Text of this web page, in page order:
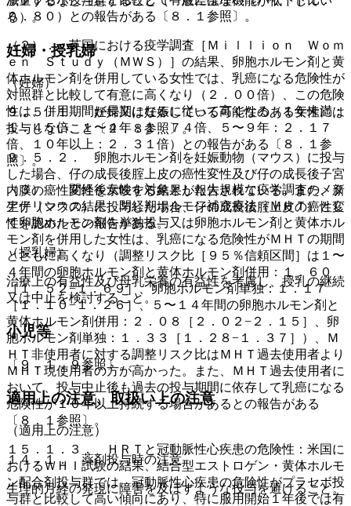
０．８０）との報告がある〔８．１参照〕。
（２）． 英国における疫学調査［Ｍｉｌｌｉｏｎ Ｗｏｍ
ｅｎ Ｓｔｕｄｙ（ＭＷＳ）］の結果、卵胞ホルモン剤と黄
体ホルモン剤を併用している女性では、乳癌になる危険性が
対照群と比較して有意に高くなり（２．００倍）、この危険
性は、併用期間が長期になるに従って高くなる（１年未満：
１．４５倍、１〜４年：１．７４倍、５〜９年：２．１７
倍、１０年以上：２．３１倍）との報告がある〔８．１参
照〕。
（３）． 閉経後女性を対象とした大規模な疫学調査のメタ
アナリシスの結果、閉経期ホルモン補充療法（ＭＨＴ）とし
て卵胞ホルモン剤を単独投与又は卵胞ホルモン剤と黄体ホル
モン剤を併用した女性は、乳癌になる危険性がＭＨＴの期間
とともに高くなり（調整リスク比［９５％信頼区間］は１〜
４年間の卵胞ホルモン剤と黄体ホルモン剤併用：１．６０
［１．５２−１．６９］、卵胞ホルモン剤単独：１．１７
［１．１０−１．２６］、５〜１４年間の卵胞ホルモン剤と
黄体ホルモン剤併用：２．０８［２．０２−２．１５］、卵
胞ホルモン剤単独：１．３３［１．２８−１．３７］）、Ｍ
ＨＴ非使用者に対する調整リスク比はＭＨＴ過去使用者より
ＭＨＴ現使用者の方が高かった。また、ＭＨＴ過去使用者に
おいて、投与中止後も過去の投与期間に依存して乳癌になる
危険性が１０年以上持続する場合があるとの報告がある
〔８．１参照〕。
１５．１．３． ＨＲＴと冠動脈性心疾患の危険性：米国に
おけるＷＨＩ試験の結果、結合型エストロゲン・黄体ホルモ
ン配合剤投与群では、冠動脈性心疾患の危険性がプラセボ投
与群と比較して高い傾向にあり、特に服用開始１年後では有
る）。
妊婦・授乳婦
（妊婦）
９．５．１． 妊婦又は妊娠している可能性のある女性には
投与しないこと〔２．８参照〕。
９．５．２． 卵胞ホルモン剤を妊娠動物（マウス）に投与
した場合、仔の成長後腟上皮の癌性変性及び仔の成長後子宮
内膜の癌性変性を示唆する結果が報告されている。また、新
生仔（マウス）に投与した場合、仔の成長後腟上皮の癌性変
性を認めたとの報告がある。
（授乳婦）
治療上の有益性及び母乳栄養の有益性を考慮し、授乳の継続
又は中止を検討すること。
小児等
〔９．１．９参照〕。
適用上の注意、取扱い上の注意
（適用上の注意）
１４．１． 薬剤投与時の注意
生理的月経の発現に障害を及ぼすような投与を避けること。